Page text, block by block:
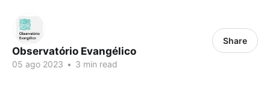
Observatório Evangélico
05 ago 2023 • 3 min read
Share